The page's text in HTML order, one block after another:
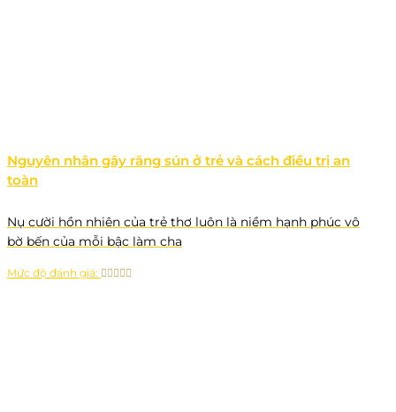
Nguyên nhân gây răng sún ở trẻ và cách điều trị an
toàn
Nụ cười hồn nhiên của trẻ thơ luôn là niềm hạnh phúc vô
bờ bến của mỗi bậc làm cha
Mức độ đánh giá: